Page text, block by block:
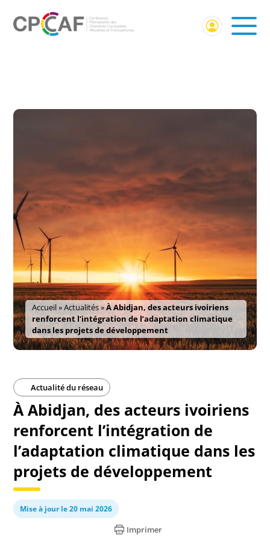
Accueil»Actualités»À Abidjan, des acteurs ivoiriens
renforcent l’intégration de l’adaptation climatique
dans les projets de développement
Actualité du réseau
À Abidjan, des acteurs ivoiriens
renforcent l’intégration de
l’adaptation climatique dans les
projets de développement
Mise à jour le 20 mai 2026
Imprimer